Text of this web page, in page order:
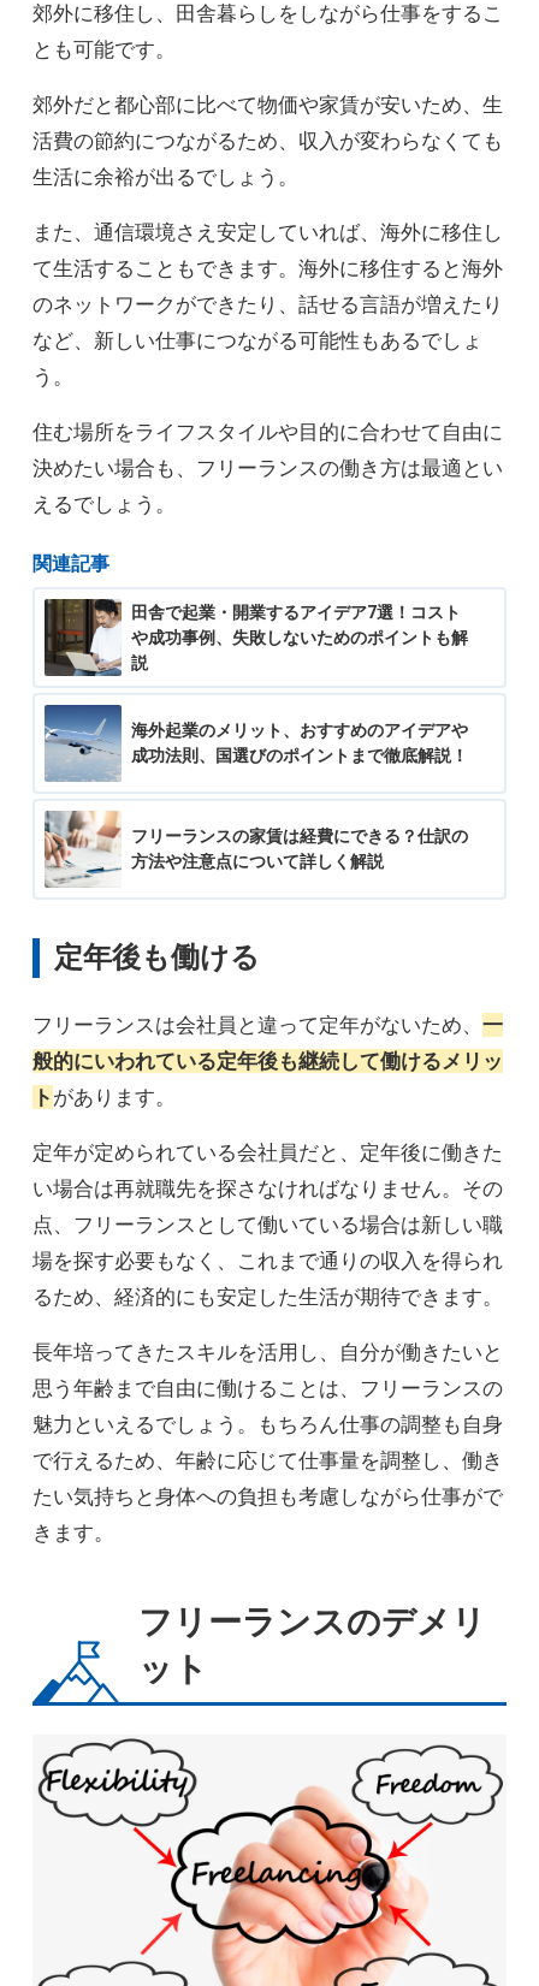
郊外に移住し、田舎暮らしをしながら仕事をするこ
とも可能です。
郊外だと都心部に比べて物価や家賃が安いため、生
活費の節約につながるため、収入が変わらなくても
生活に余裕が出るでしょう。
また、通信環境さえ安定していれば、海外に移住し
て生活することもできます。海外に移住すると海外
のネットワークができたり、話せる言語が増えたり
など、新しい仕事につながる可能性もあるでしょ
う。
住む場所をライフスタイルや目的に合わせて自由に
決めたい場合も、フリーランスの働き方は最適とい
えるでしょう。
関連記事
田舎で起業・開業するアイデア7選！コスト
や成功事例、失敗しないためのポイントも解
説
海外起業のメリット、おすすめのアイデアや
成功法則、国選びのポイントまで徹底解説！
フリーランスの家賃は経費にできる？仕訳の
方法や注意点について詳しく解説
定年後も働ける
フリーランスは会社員と違って定年がないため、 一
般的にいわれている定年後も継続して働けるメリッ
ト があります。
定年が定められている会社員だと、定年後に働きた
い場合は再就職先を探さなければなりません。その
点、フリーランスとして働いている場合は新しい職
場を探す必要もなく、これまで通りの収入を得られ
るため、経済的にも安定した生活が期待できます。
長年培ってきたスキルを活用し、自分が働きたいと
思う年齢まで自由に働けることは、フリーランスの
魅力といえるでしょう。もちろん仕事の調整も自身
で行えるため、年齢に応じて仕事量を調整し、働き
たい気持ちと身体への負担も考慮しながら仕事がで
きます。
フリーランスのデメリ
ット